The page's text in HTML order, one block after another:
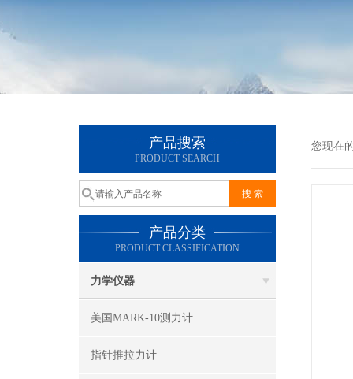
产品搜索
PRODUCT SEARCH
产品分类
PRODUCT CLASSIFICATION
力学仪器
美国MARK-10测力计
指针推拉力计
您现在